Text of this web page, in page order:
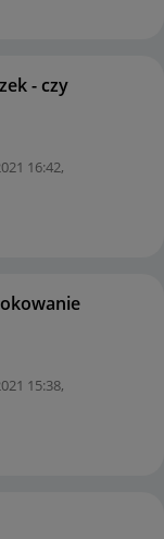
- czy
16:42,
15:38,